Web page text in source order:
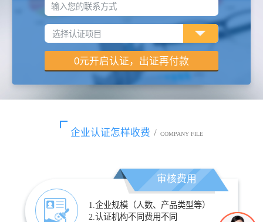
输入您的联系方式
企业认证怎样收费 / COMPANY FILE
审核费用
1.企业规模（人数、产品类型等）
2.认证机构不同费用不同